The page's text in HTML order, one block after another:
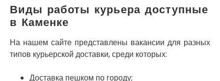
Виды работы курьера доступные
в Каменке
На нашем сайте представлены вакансии для разных
типов курьерской доставки, среди которых:
Доставка пешком по городу;
Львов
Малин
Миргород
Авангард